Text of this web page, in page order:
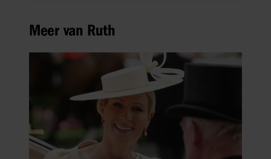
Meer van Ruth